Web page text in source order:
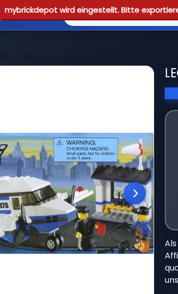
mybrickdepot wird eingestellt. Bitte
LEGO 2928 City In-Flight 2006